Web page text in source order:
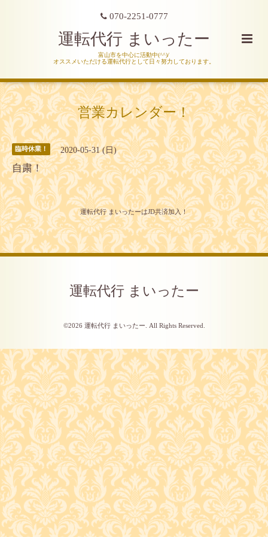
070-2251-0777
運転代行 まいったー
富山市を中心に活動中(^^)/
オススメいただける運転代行として日々努力しております。
営業カレンダー！
臨時休業！ 2020-05-31 (日)
自粛！
運転代行 まいったーはJD共済加入！
運転代行 まいったー
©2026 運転代行 まいったー . All Rights Reserved.